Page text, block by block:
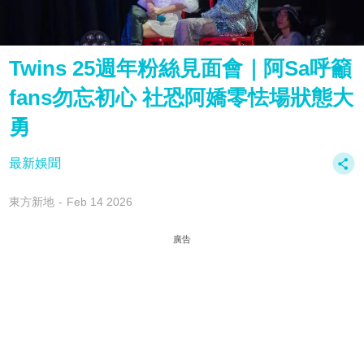
Twins 25週年粉絲見面會｜阿Sa呼籲
fans勿忘初心 社恐阿嬌零怯場狀態大
勇
最新娛聞
東方新地 Feb 14 2026
廣告